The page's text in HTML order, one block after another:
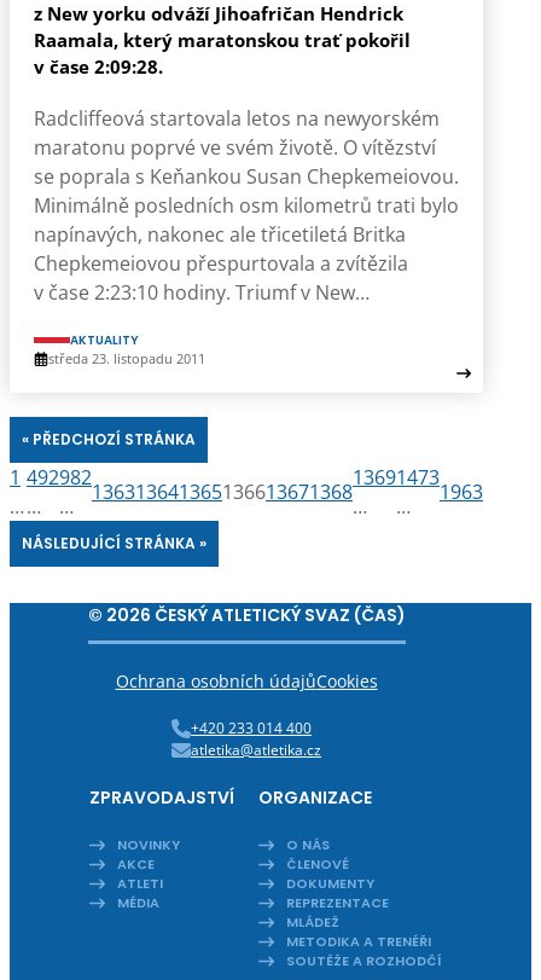
z New yorku odváží Jihoafričan Hendrick
Raamala, který maratonskou trať pokořil
v čase 2:09:28.
Radcliffeová startovala letos na newyorském
maratonu poprvé ve svém životě. O vítězství
se poprala s Keňankou Susan Chepkemeiovou.
Minimálně posledních osm kilometrů trati bylo
napínavých, nakonec ale třicetiletá Britka
Chepkemeiovou přespurtovala a zvítězila
v čase 2:23:10 hodiny. Triumf v New…
AKTUALITY
středa 23. listopadu 2011
« PŘEDCHOZÍ STRÁNKA
1
…
492
…
982
…
136313641365136613671368
1369
…
1473
…
1963
NÁSLEDUJÍCÍ STRÁNKA »
© 2026 ČESKÝ ATLETICKÝ SVAZ (ČAS)
Ochrana osobních údajůCookies
+420 233 014 400
atletika@atletika.cz
ZPRAVODAJSTVÍ
NOVINKY
AKCE
ATLETI
MÉDIA
ORGANIZACE
O NÁS
ČLENOVÉ
DOKUMENTY
REPREZENTACE
MLÁDEŽ
METODIKA A TRENÉŘI
SOUTĚŽE A ROZHODČÍ